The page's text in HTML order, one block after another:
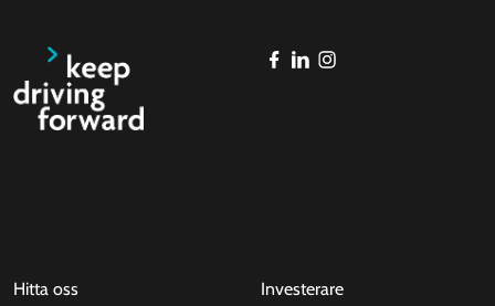
Hitta oss
Investerare